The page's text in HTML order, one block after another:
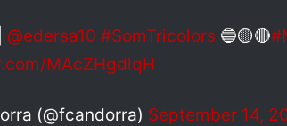
@edersa10 #SomTricolors 🔵🟡🔴
MAcZHgdlqH
(@fcandorra) September 14,